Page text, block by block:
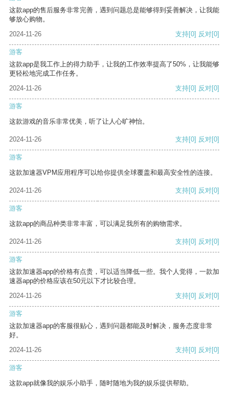
这款app的售后服务非常完善，遇到问题总是能够得到妥善解决，让我能
够放心购物。
2024-11-26
支持[0] 反对[0]
游客
这款app是我工作上的得力助手，让我的工作效率提高了50%，让我能够
更轻松地完成工作任务。
2024-11-26
支持[0] 反对[0]
游客
这款游戏的音乐非常优美，听了让人心旷神怡。
2024-11-26 支持[0] 反对[0]
游客
这款加速器VPM应用程序可以给你提供全球覆盖和最高安全性的连接。
2024-11-26 支持[0] 反对[0]
游客
这款app的商品种类非常丰富，可以满足我所有的购物需求。
2024-11-26 支持[0] 反对[0]
游客
这款加速器app的价格有点贵，可以适当降低一些。我个人觉得，一款加
速器app的价格应该在50元以下才比较合理。
2024-11-26
支持[0] 反对[0]
游客
这款加速器app的客服很贴心，遇到问题都能及时解决，服务态度非常
好。
2024-11-26
支持[0] 反对[0]
游客
这款app就像我的娱乐小助手，随时随地为我的娱乐提供帮助。